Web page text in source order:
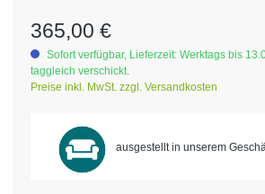
Regulärer Preis:
365,00 €
Sofort verfügbar, Lieferzeit: Werktags bis
taggleich verschickt.
Preise inkl. MwSt. zzgl. Versandkosten
ausgestellt in unserem